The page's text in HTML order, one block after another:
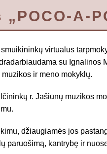
A-
virtualus
su
ir meno mokyklų.
r. Jašiūnų muzikos
džiaugiamės jos
paruošimą, kantrybę ir